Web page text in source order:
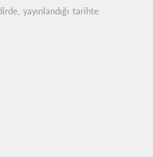
yayınlandığı tarihte